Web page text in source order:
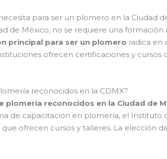
para ser un plomero en la Ciudad
de México, no se requiere una
principal para ser un plomero radica en
ofrecen certificaciones y
reconocidos en la CDMX?
plomería reconocidos en la Ciudad de
de capacitación en plomería, el Instituto
ofrecen cursos y talleres. La elección